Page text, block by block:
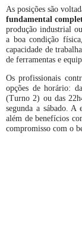
As posições são
fundamental
produção industrial
a boa condição
capacidade de
de ferramentas e
Os profissionais
opções de horário:
(Turno 2) ou das
segunda a sábado. A
além de benefícios
compromisso com o